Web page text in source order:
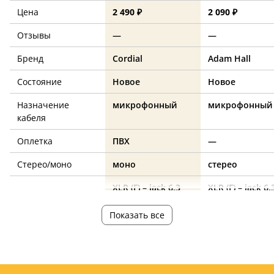
Цена 2 490 ₽
2 090 ₽
Отзывы
—
—
Бренд
Cordial
Adam Hall
Состояние
Новое
Новое
Назначение
кабеля
микрофонный микрофонный
Оплетка ПВХ
—
Стерео/моно
моно стерео
XLR (F) – jack 6.3
XLR (F) – jack
1
Показать все